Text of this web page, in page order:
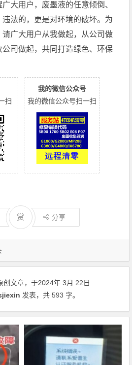
大用户，废墨液的任意倾倒、
法的，更是对环境的破坏。为
广大用户从我做起，从公司做
司做起，共同打造绿色、环保
扫
我的微信公众号
我的微信公众号扫一扫
赏 分享
创文章，于2024年 3月 22日
发表，共 593 字。